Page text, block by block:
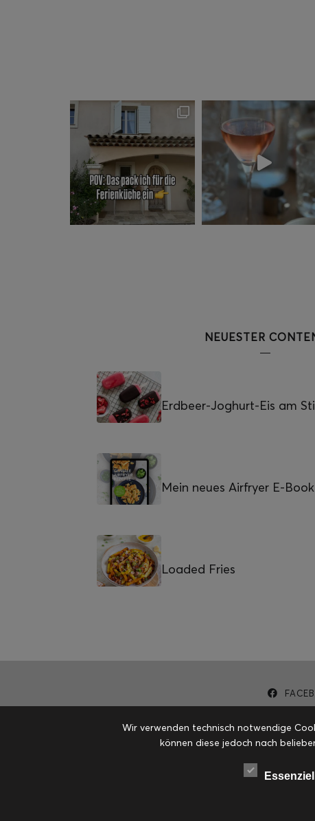
NEUESTER
Erdbeer-Joghurt-Eis am
Mein neues Airfryer E-Book
Loaded Fries
Wir verwenden technisch notwendige
können diese jedoch nach
Essenziell